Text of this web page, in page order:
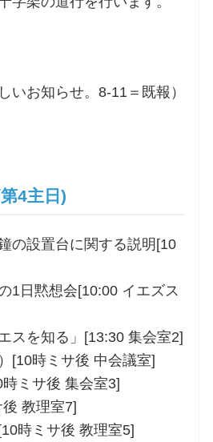
いお知らせ。8-11＝既報）
4主日)
の設置台に関する説明[10
1日黙想会[10:00 イエズス
スを知る」[13:30 集会室2]
[10時ミサ後 中会議室]
ミサ後 集会室3]
教理室7]
時ミサ後 教理室5]